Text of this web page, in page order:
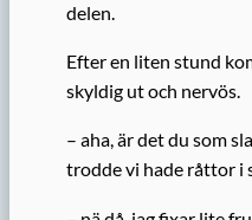
delen.
Efter en liten stund
skyldig ut och nervös.
– aha, är det du som
trodde vi hade råttor i